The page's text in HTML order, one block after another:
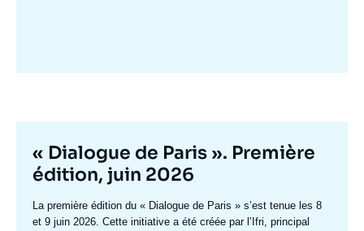
Titre
mis
en
avant
« Dialogue de Paris ». Première
édition, juin 2026
Texte
accroche
La première édition du « Dialogue de Paris » s’est tenue les 8
et 9 juin 2026. Cette initiative a été créée par l’Ifri, principal